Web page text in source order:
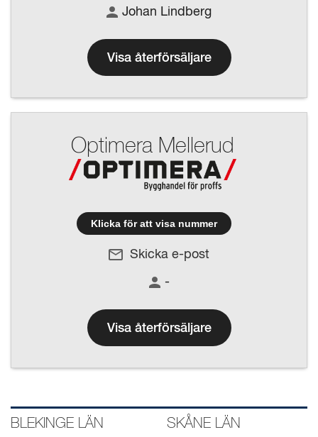
Johan Lindberg
Visa återförsäljare
Optimera Mellerud
Klicka för att visa nummer
Skicka e-post
-
Visa återförsäljare
BLEKINGE LÄN SKÅNE LÄN